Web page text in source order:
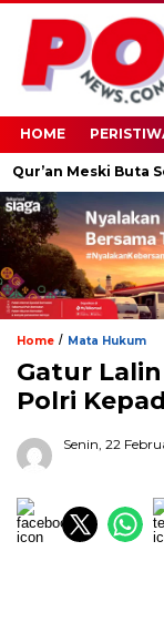
HOME
Meski Buta
Home / Mata Hukum
Gatur
Polri
Senin, 22